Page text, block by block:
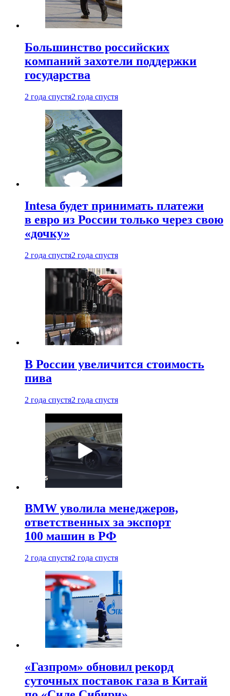
Большинство российских
компаний захотели поддержки
государства
2 года спустя2 года спустя
Intesa будет принимать платежи
в евро из России только через свою
«дочку»
2 года спустя2 года спустя
В России увеличится стоимость
пива
2 года спустя2 года спустя
BMW уволила менеджеров,
ответственных за экспорт
100 машин в РФ
2 года спустя2 года спустя
«Газпром» обновил рекорд
суточных поставок газа в Китай